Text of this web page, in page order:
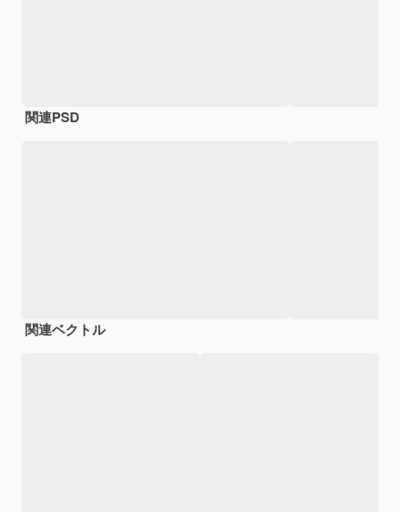
関連PSD
関連ベクトル